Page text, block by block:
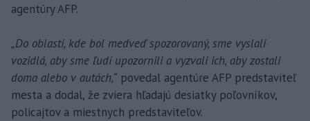
agentúry AFP.
„Do oblastí, kde bol medveď spozorovaný, sme vyslali
vozidlá, aby sme ľudí upozornili a vyzvali ich, aby zostali
doma alebo v autách,“ povedal agentúre AFP predstaviteľ
mesta a dodal, že zviera hľadajú desiatky poľovníkov,
policajtov a miestnych predstaviteľov.